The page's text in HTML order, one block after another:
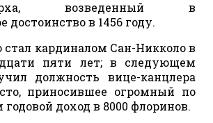
Борха, возведенный в
достоинство в 1456 году.
стал кардиналом Сан-Никколо в
пяти лет; в следующем
должность вице-канцлера
приносившее огромный по
доход в 8000 флоринов.